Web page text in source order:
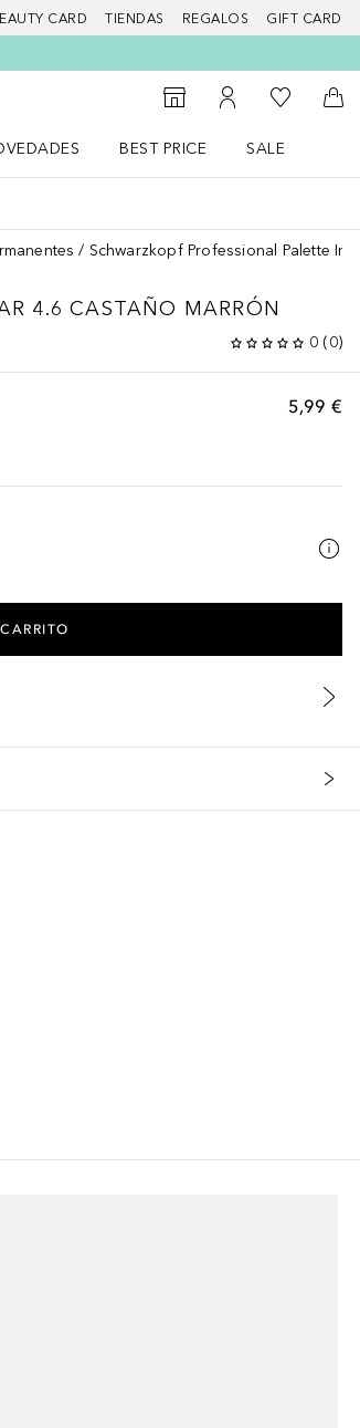
CARD TIENDAS REGALOS GIFT CARD
Al Storefinder
Mi cuenta
Mi lista de
A
BEST PRICE
SALE
Schwarzkopf Professional Palette
4.6 CASTAÑO MARRÓN
0 (0)
5,99 €